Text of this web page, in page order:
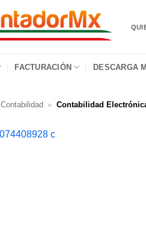
FACTURACIÓN DESCARGA
Contabilidad » Contabilidad